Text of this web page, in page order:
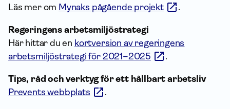
Läs mer om Mynaks pågående projekt .
Regeringens arbetsmiljöstrategi
Här hittar du en kortversion av regeringens
arbetsmiljöstrategi för 2021–2025
.
Tips, råd och verktyg för ett hållbart arbetsliv
Prevents webbplats
.